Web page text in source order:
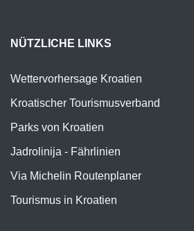
NÜTZLICHE LINKS
Wettervorhersage Kroatien
Kroatischer Tourismusverband
Parks von Kroatien
Jadrolinija - Fährlinien
Via Michelin Routenplaner
Tourismus in Kroatien